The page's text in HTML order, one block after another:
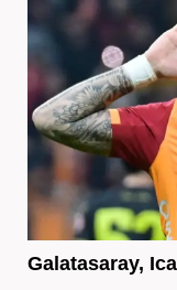
Galatasaray,